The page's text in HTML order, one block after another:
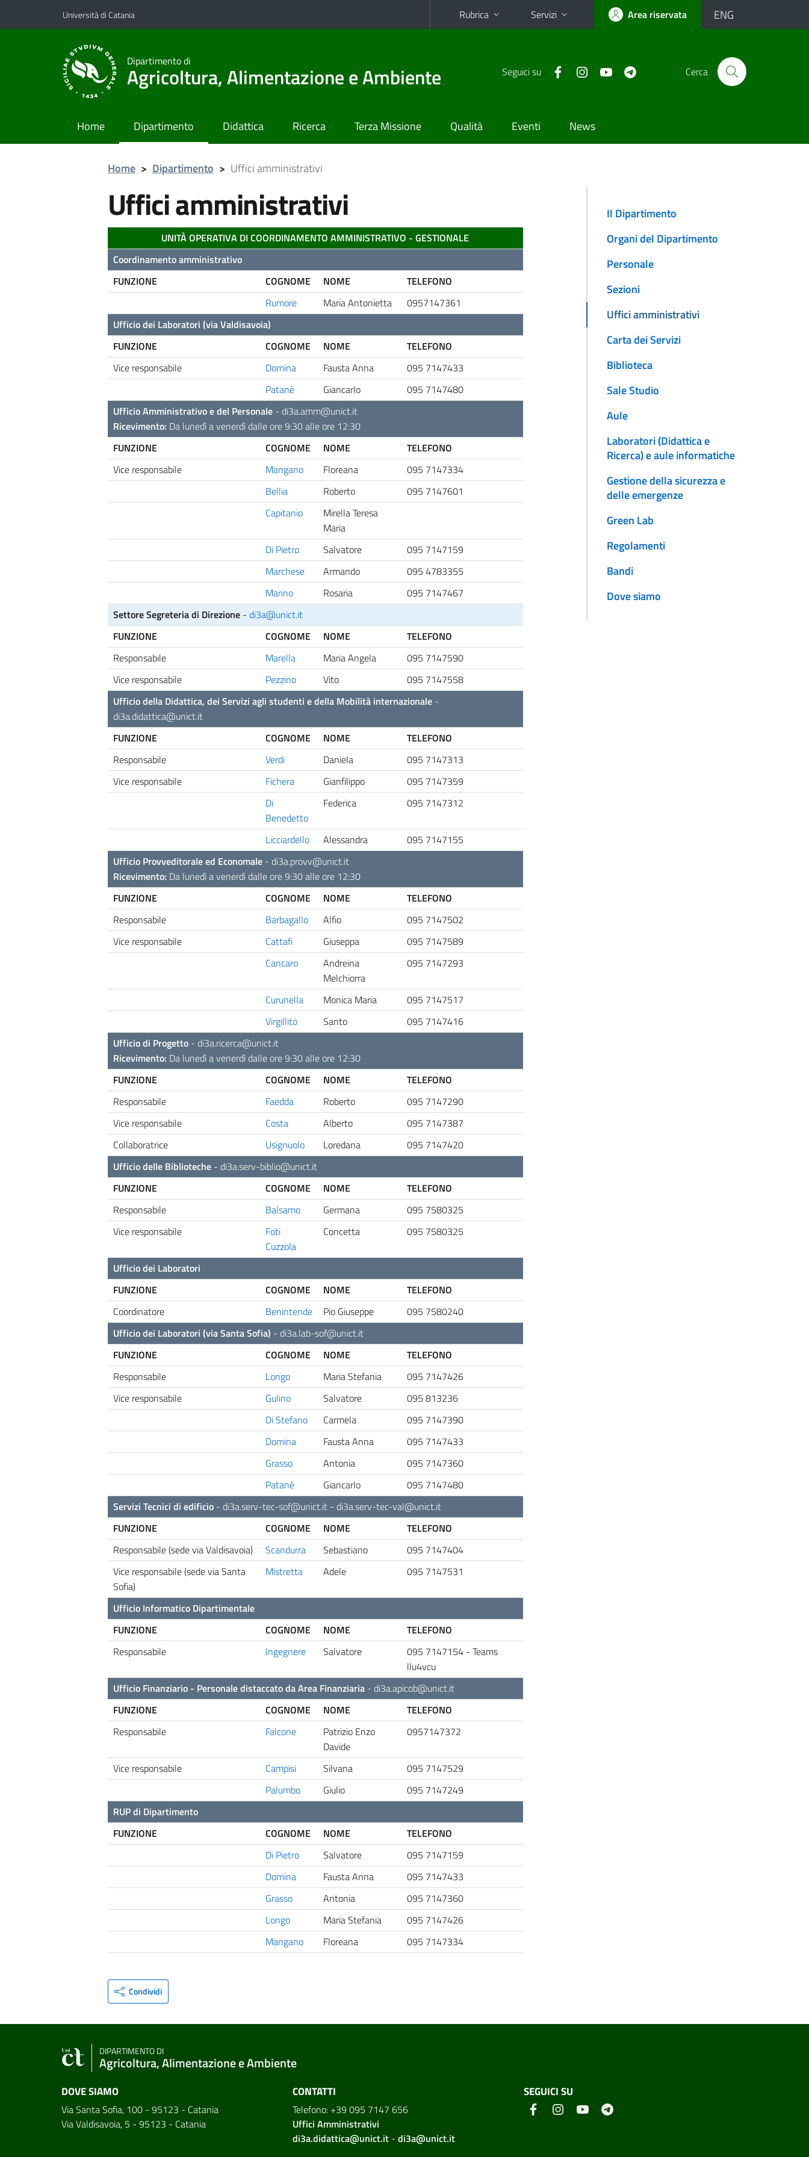
Vai al contenuto principale
Vai al menu di navigazione
Università di Catania Rubrica Servizi Area riservata ENG
Dipartimento di
Agricoltura, Alimentazione e Ambiente Seguici su Cerca
Home Dipartimento Didattica Ricerca Terza Missione Qualità Eventi News
Home > Dipartimento > Uffici amministrativi
Uffici amministrativi
UNITÀ OPERATIVA DI COORDINAMENTO AMMINISTRATIVO - GESTIONALE
Coordinamento amministrativo
FUNZIONE
COGNOME NOME
TELEFONO
Rumore
Maria Antonietta
0957147361
Ufficio dei Laboratori (via Valdisavoia)
FUNZIONE
COGNOME NOME
TELEFONO
Vice responsabile
Domina Fausta Anna
095 7147433
Patanè
Giancarlo
095 7147480
Ufficio Amministrativo e del Personale- di3a.amm@unict.it
Ricevimento: Da lunedì a venerdì dalle ore 9:30 alle ore 12:30
FUNZIONE
COGNOME NOME
TELEFONO
Vice responsabile
Mangano Floreana
095 7147334
Bellia
Roberto
095 7147601
Capitanio
Mirella Teresa
Maria
Di Pietro
Salvatore
095 7147159
Marchese
Armando
095 4783355
Marino
Rosaria
095 7147467
Settore Segreteria di Direzione- di3a@unict.it
FUNZIONE
COGNOME NOME
TELEFONO
Responsabile
Marella Maria Angela
095 7147590
Vice responsabile
Pezzino Vito
095 7147558
Ufficio della Didattica, dei Servizi agli studenti e della Mobilità internazionale -
di3a.didattica@unict.it
FUNZIONE
COGNOME NOME
TELEFONO
Responsabile
Verdi Daniela
095 7147313
Vice responsabile
Fichera Gianfilippo
095 7147359
Di
Benedetto
Federica 095 7147312
Licciardello Alessandra
095 7147155
Ufficio Provveditorale ed Economale- di3a.provv@unict.it
Ricevimento: Da lunedì a venerdì dalle ore 9:30 alle ore 12:30
FUNZIONE
COGNOME NOME
TELEFONO
Responsabile
Barbagallo Alfio
095 7147502
Vice responsabile
Cattafi Giuseppa
095 7147589
Cancaro
Andreina
Melchiorra
095 7147293
Curunella Monica Maria
095 7147517
Virgillito
Santo
095 7147416
Ufficio di Progetto- di3a.ricerca@unict.it
Ricevimento: Da lunedì a venerdì dalle ore 9:30 alle ore 12:30
FUNZIONE
COGNOME NOME
TELEFONO
Responsabile
Faedda Roberto
095 7147290
Vice responsabile
Costa Alberto
095 7147387
Collaboratrice
Usignuolo Loredana
095 7147420
Ufficio delle Biblioteche- di3a.serv-biblio@unict.it
FUNZIONE
COGNOME NOME
TELEFONO
Responsabile
Balsamo Germana
095 7580325
Vice responsabile
Foti
Cuzzola
Concetta 095 7580325
Ufficio dei Laboratori
FUNZIONE
COGNOME NOME
TELEFONO
Coordinatore
Benintende Pio Giuseppe
095 7580240
Ufficio dei Laboratori (via Santa Sofia) - di3a.lab-sof@unict.it
FUNZIONE
COGNOME NOME
TELEFONO
Responsabile
Longo Maria Stefania
095 7147426
Vice responsabile
Gulino Salvatore
095 813236
Di Stefano
Carmela
095 7147390
Domina
Fausta Anna
095 7147433
Grasso
Antonia
095 7147360
Patanè
Giancarlo
095 7147480
Servizi Tecnici di edificio- di3a.serv-tec-sof@unict.it- di3a.serv-tec-val@unict.it
FUNZIONE
COGNOME NOME
TELEFONO
Responsabile (sede via Valdisavoia)
Scandurra Sebastiano
095 7147404
Vice responsabile (sede via Santa
Sofia)
Mistretta Adele 095 7147531
Ufficio Informatico Dipartimentale
FUNZIONE
COGNOME NOME
TELEFONO
Responsabile
Ingegnere Salvatore
095 7147154 - Teams
llu4vcu
Ufficio Finanziario - Personale distaccato da Area Finanziaria- di3a.apicob@unict.it
FUNZIONE
COGNOME NOME
TELEFONO
Responsabile
Falcone
Patrizio Enzo
Davide
0957147372
Vice responsabile Campisi Silvana
095 7147529
Palumbo
Giulio
095 7147249
RUP di Dipartimento
FUNZIONE
COGNOME NOME
TELEFONO
Di Pietro
Salvatore
095 7147159
Domina
Fausta Anna
095 7147433
Grasso
Antonia
095 7147360
Longo
Maria Stefania
095 7147426
Mangano
Floreana 095 7147334
Condividi
Il Dipartimento
Organi del Dipartimento
Personale
Sezioni
Uffici amministrativi
Carta dei Servizi
Biblioteca
Sale Studio
Aule
Laboratori (Didattica e
Ricerca) e aule informatiche
Gestione della sicurezza e
delle emergenze
Green Lab
Regolamenti
Bandi
Dove siamo
DIPARTIMENTO DI
Agricoltura, Alimentazione e Ambiente
DOVE SIAMO
Via Santa Sofia, 100 - 95123 - Catania
Via Valdisavoia, 5 - 95123 - Catania
CONTATTI
Telefono: +39 095 7147 656
Uffici Amministrativi
di3a.didattica@unict.it- di3a@unict.it
SEGUICI SU